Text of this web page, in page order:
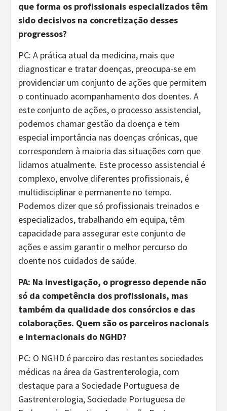
que forma os profissionais especializados têm
sido decisivos na concretização desses
progressos?
PC: A prática atual da medicina, mais que
diagnosticar e tratar doenças, preocupa-se em
providenciar um conjunto de ações que permitem
o continuado acompanhamento dos doentes. A
este conjunto de ações, o processo assistencial,
podemos chamar gestão da doença e tem
especial importância nas doenças crónicas, que
correspondem à maioria das situações com que
lidamos atualmente. Este processo assistencial é
complexo, envolve diferentes profissionais, é
multidisciplinar e permanente no tempo.
Podemos dizer que só profissionais treinados e
especializados, trabalhando em equipa, têm
capacidade para assegurar este conjunto de
ações e assim garantir o melhor percurso do
doente nos cuidados de saúde.
PA: Na investigação, o progresso depende não
só da competência dos profissionais, mas
também da qualidade dos consórcios e das
colaborações. Quem são os parceiros nacionais
e internacionais do NGHD?
PC: O NGHD é parceiro das restantes sociedades
médicas na área da Gastrenterologia, com
destaque para a Sociedade Portuguesa de
Gastrenterologia, Sociedade Portuguesa de